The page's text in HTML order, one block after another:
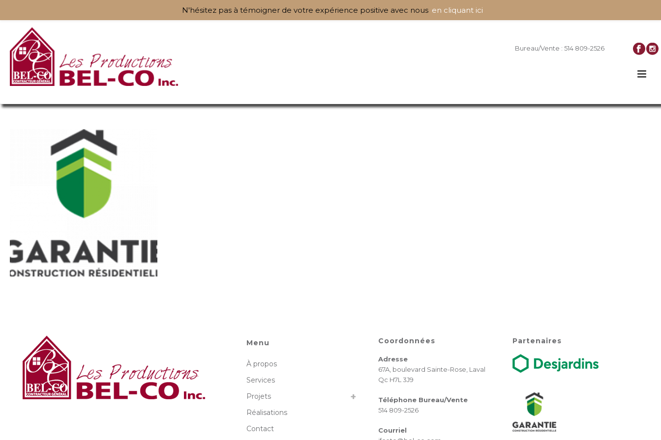
Bureau/Vente : 514 809-2526
Menu
À propos
Services
Projets
Réalisations
Contact
Coordonnées
Adresse
67A, boulevard Sainte-Rose, Laval
Qc H7L 3J9
Téléphone Bureau/Vente
514 809-2526
Courriel
Partenaires
N'hésitez pas à témoigner de votre expérience positive avec nous en cliquant ici